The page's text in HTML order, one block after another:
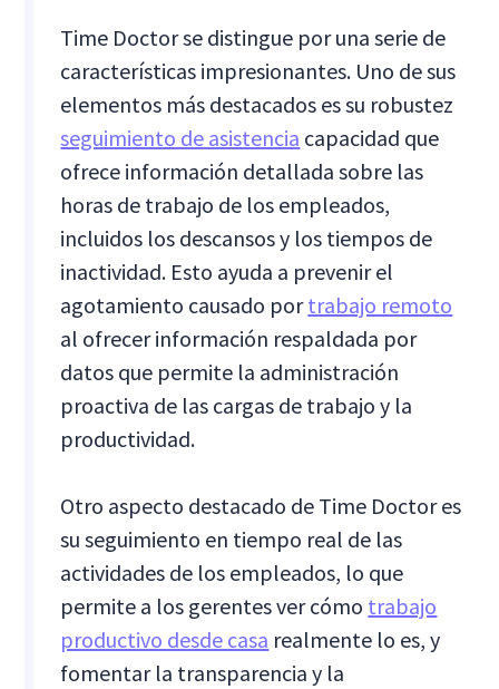
Time Doctor se distingue por una serie de
características impresionantes. Uno de sus
elementos más destacados es su robustez
seguimiento de asistencia capacidad que
ofrece información detallada sobre las
horas de trabajo de los empleados,
incluidos los descansos y los tiempos de
inactividad. Esto ayuda a prevenir el
agotamiento causado portrabajo remoto
al ofrecer información respaldada por
datos que permite la administración
proactiva de las cargas de trabajo y la
productividad.
Otro aspecto destacado de Time Doctor es
su seguimiento en tiempo real de las
actividades de los empleados, lo que
permite a los gerentes ver cómo trabajo
productivo desde casa realmente lo es, y
fomentar la transparencia y la